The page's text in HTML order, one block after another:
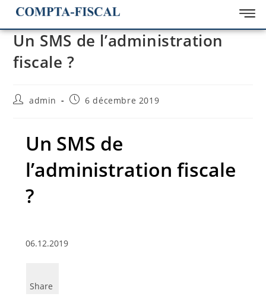
Un SMS de l’administration
fiscale ?
admin 6 décembre 2019
Un SMS de
l’administration fiscale
?
06.12.2019
Share